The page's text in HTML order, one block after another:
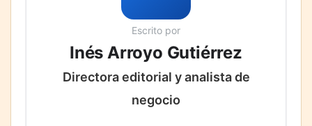
Escrito por
Inés Arroyo Gutiérrez
Directora editorial y analista de
negocio